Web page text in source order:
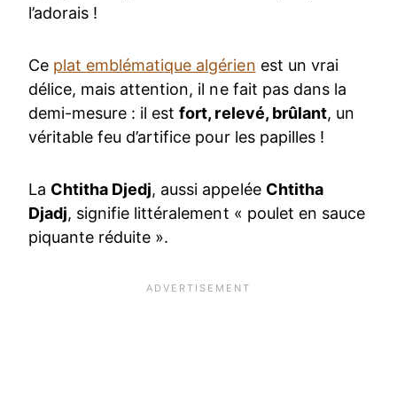
l’adorais !
Ce plat emblématique algérien est un vrai
délice, mais attention, il ne fait pas dans la
demi-mesure : il estfort, relevé, brûlant, un
véritable feu d’artifice pour les papilles !
La Chtitha Djedj, aussi appelée Chtitha
Djadj, signifie littéralement « poulet en sauce
piquante réduite ».